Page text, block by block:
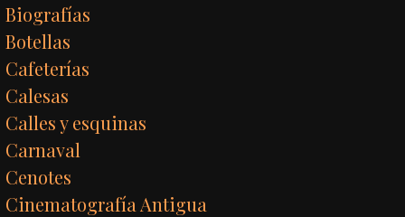
Biografías
Botellas
Cafeterías
Calesas
Calles y esquinas
Carnaval
Cenotes
Cinematografía Antigua